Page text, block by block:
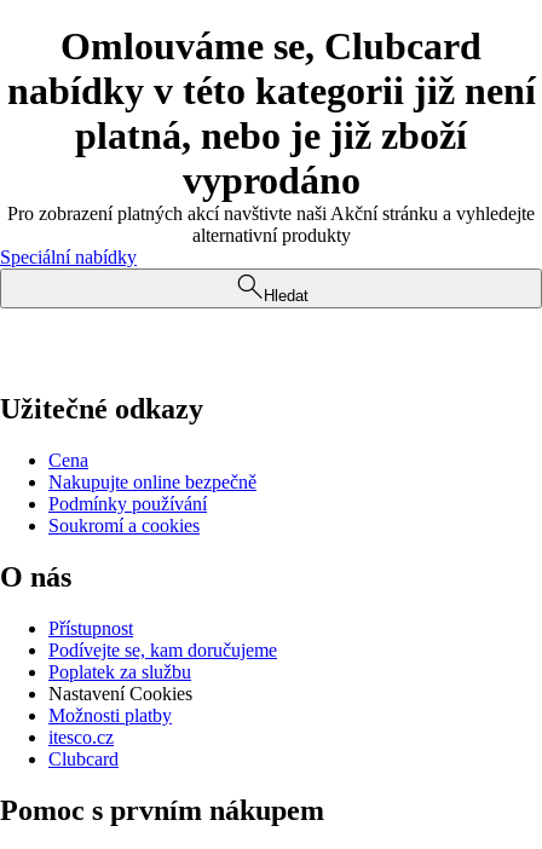
Omlouváme se, Clubcard
nabídky v této kategorii již není
platná, nebo je již zboží
vyprodáno
Pro zobrazení platných akcí navštivte naši Akční stránku a vyhledejte
alternativní produkty
Speciální nabídky
Hledat
Užitečné odkazy
Cena
Nakupujte online bezpečně
Podmínky používání
Soukromí a cookies
O nás
Přístupnost
Podívejte se, kam doručujeme
Poplatek za službu
Nastavení Cookies
Možnosti platby
itesco.cz
Clubcard
Pomoc s prvním nákupem